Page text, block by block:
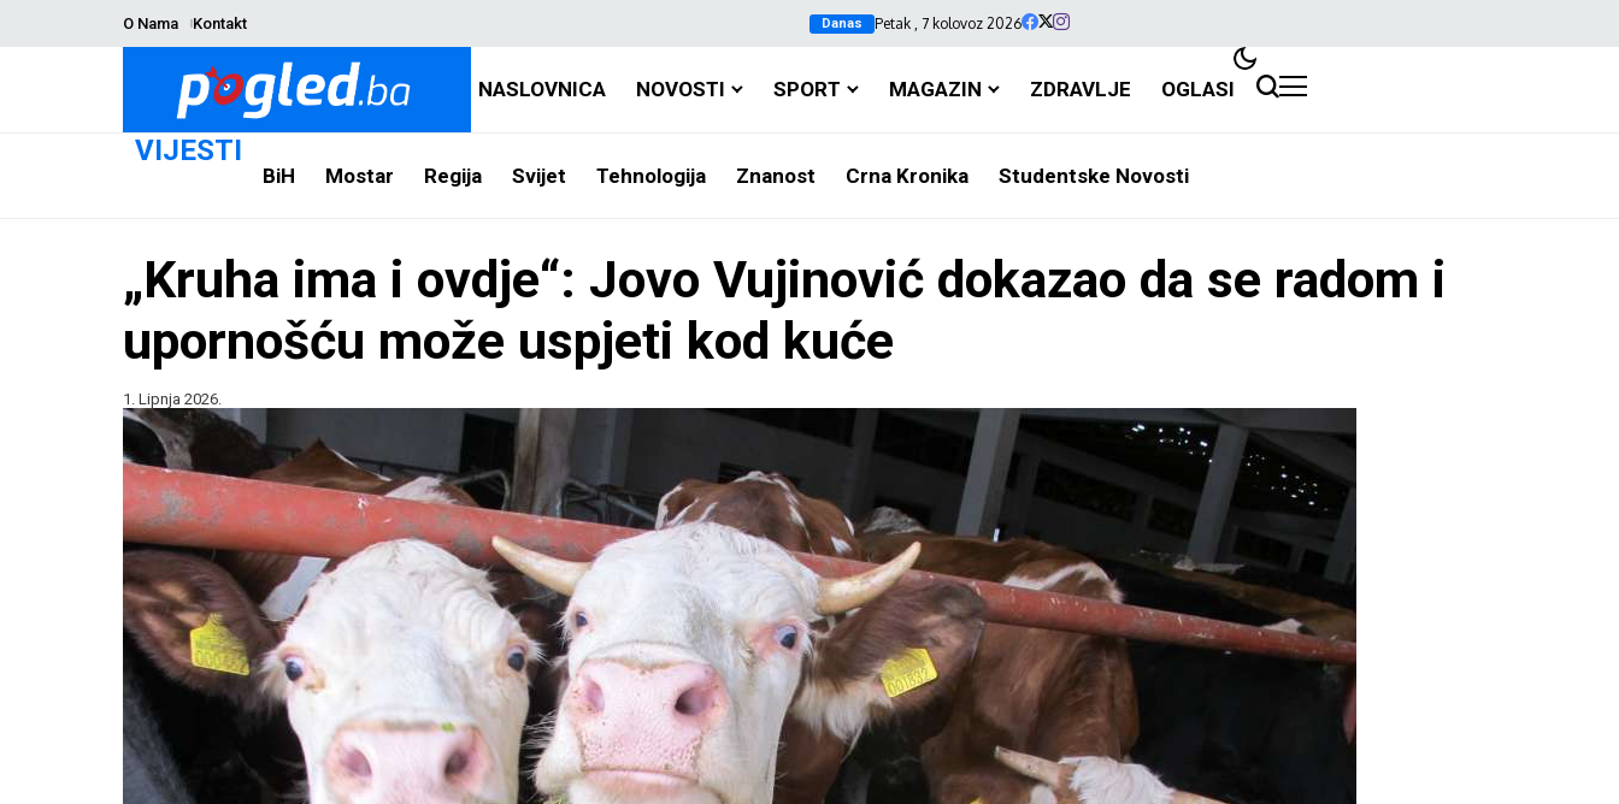
O Nama Kontakt Danas Petak , 7 kolovoz 2026
NASLOVNICA NOVOSTI SPORT MAGAZIN ZDRAVLJE OGLASI
VIJESTI
BiH Mostar Regija Svijet Tehnologija Znanost Crna Kronika Studentske Novosti
„Kruha ima i ovdje“: Jovo Vujinović dokazao da se radom i
upornošću može uspjeti kod kuće
1. Lipnja 2026.